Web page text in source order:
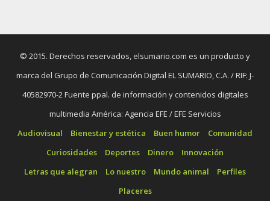
© 2015. Derechos reservados, elsumario.com es un producto y
marca del Grupo de Comunicación Digital EL SUMARIO, C.A. / RIF: J-
40582970-2 Fuente ppal. de información y contenidos digitales
multimedia América: Agencia EFE / EFE Servicios
Audiovisual
Bienestar y estética Buen humor
Comunidad
Curiosidades
Deportes Dinero
Innovación
Letras que alegran
Lo nuestro Mundo animal
Perfiles
Placeres